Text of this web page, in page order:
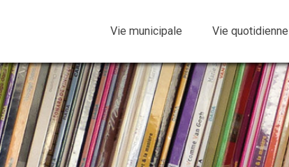
Vie municipale Vie quotidienne